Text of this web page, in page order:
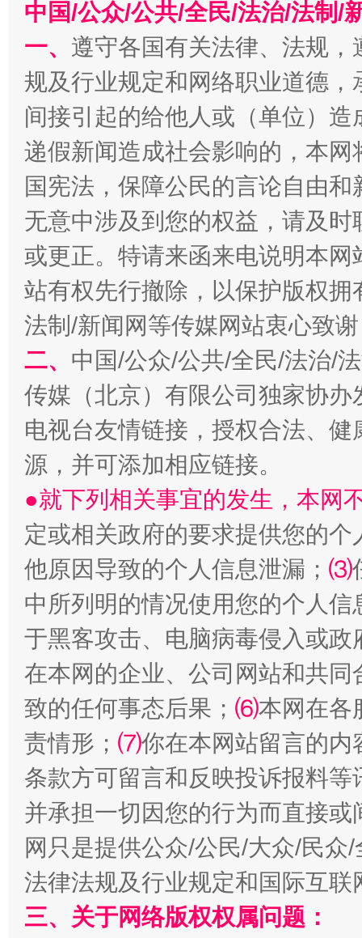
全民健身五年计划来了！等你上场
国家大学科技园优化重塑工作
扯下公款旅游的“隐身衣” 如何以
中国/公众/公共/全民/法治/法制/
一、 遵守各国有关法律、法规
规及行业规定和网络职业道德
间接引起的给他人或（单位）
递假新闻造成社会影响的，本
国宪法，保障公民的言论自由
无意中涉及到您的权益，请及
或更正。特请来函来电说明本
站有权先行撤除，以保护版权
法制/新闻网等传媒网站衷心致
二、 中国/公众/公共/全民/法治/
传媒（北京）有限公司独家协
电视台友情链接，授权合法、
源，并可添加相应链接。
●就下列相关事宜的发生，本网
定或相关政府的要求提供您的个
他原因导致的个人信息泄漏； ⑶
中所列明的情况使用您的个人
于黑客攻击、电脑病毒侵入或
在本网的企业、公司网站和共
致的任何事态后果； ⑹本网在各
责情形； ⑺你在本网站留言的内
条款方可留言和反映投诉报料
并承担一切因您的行为而直接
网只是提供公众/公民/大众/民
法律法规及行业规定和国际互
三、关于网络版权权属问题：